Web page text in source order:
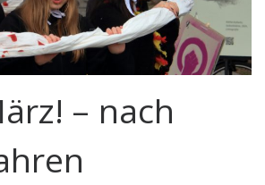
– nach